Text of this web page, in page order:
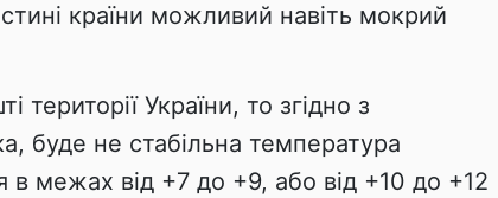
країни можливий навіть мокрий
території України, то згідно з
буде не стабільна температура
в межах від +7 до +9, або від +10 до +12